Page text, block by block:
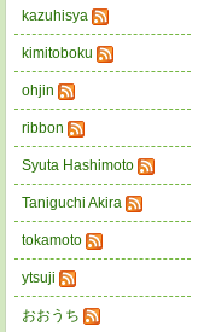
kazuhisya
kimitoboku
ohjin
ribbon
Syuta Hashimoto
Taniguchi Akira
tokamoto
ytsuji
おおうち